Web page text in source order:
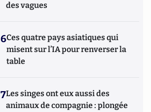
des vagues
6Ces quatre pays asiatiques qui
misent sur l’IA pour renverser la
table
7Les singes ont eux aussi des
animaux de compagnie : plongée